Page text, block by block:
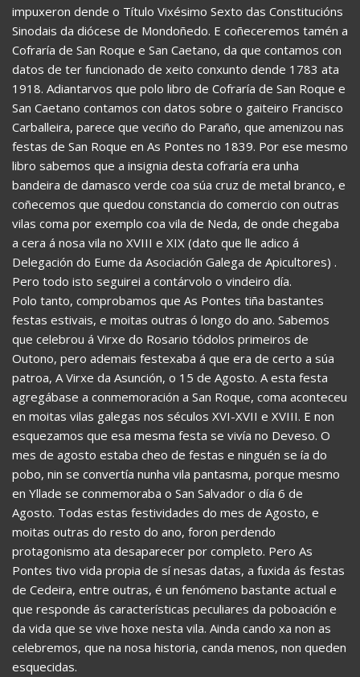
impuxeron dende o Título Vixésimo Sexto das Constitucións
Sinodais da diócese de Mondoñedo. E coñeceremos tamén a
Cofraría de San Roque e San Caetano, da que contamos con
datos de ter funcionado de xeito conxunto dende 1783 ata
1918. Adiantarvos que polo libro de Cofraría de San Roque e
San Caetano contamos con datos sobre o gaiteiro Francisco
Carballeira, parece que veciño do Paraño, que amenizou nas
festas de San Roque en As Pontes no 1839. Por ese mesmo
libro sabemos que a insignia desta cofraría era unha
bandeira de damasco verde coa súa cruz de metal branco, e
coñecemos que quedou constancia do comercio con outras
vilas coma por exemplo coa vila de Neda, de onde chegaba
a cera á nosa vila no XVIII e XIX (dato que lle adico á
Delegación do Eume da Asociación Galega de Apicultores) .
Pero todo isto seguirei a contárvolo o vindeiro día.
Polo tanto, comprobamos que As Pontes tiña bastantes
festas estivais, e moitas outras ó longo do ano. Sabemos
que celebrou á Virxe do Rosario tódolos primeiros de
Outono, pero ademais festexaba á que era de certo a súa
patroa, A Virxe da Asunción, o 15 de Agosto. A esta festa
agregábase a conmemoración a San Roque, coma aconteceu
en moitas vilas galegas nos séculos XVI-XVII e XVIII. E non
esquezamos que esa mesma festa se vivía no Deveso. O
mes de agosto estaba cheo de festas e ninguén se ía do
pobo, nin se convertía nunha vila pantasma, porque mesmo
en Yllade se conmemoraba o San Salvador o día 6 de
Agosto. Todas estas festividades do mes de Agosto, e
moitas outras do resto do ano, foron perdendo
protagonismo ata desaparecer por completo. Pero As
Pontes tivo vida propia de sí nesas datas, a fuxida ás festas
de Cedeira, entre outras, é un fenómeno bastante actual e
que responde ás características peculiares da poboación e
da vida que se vive hoxe nesta vila. Ainda cando xa non as
celebremos, que na nosa historia, canda menos, non queden
esquecidas.